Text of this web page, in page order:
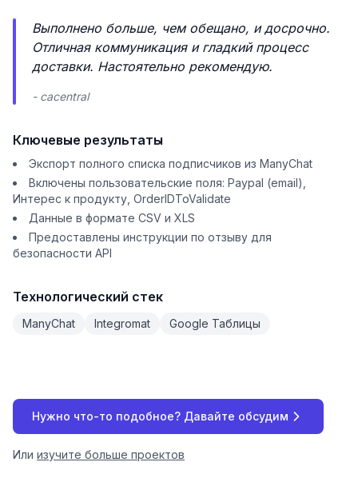
Выполнено больше, чем обещано, и досрочно.
Отличная коммуникация и гладкий процесс
доставки. Настоятельно рекомендую.
- cacentral
Ключевые результаты
Экспорт полного списка подписчиков из ManyChat
Включены пользовательские поля: Paypal (email),
Интерес к продукту, OrderIDToValidate
Данные в формате CSV и XLS
Предоставлены инструкции по отзыву для
безопасности API
Технологический стек
ManyChat Integromat Google Таблицы
Нужно что-то подобное? Давайте обсудим
Или изучите больше проектов